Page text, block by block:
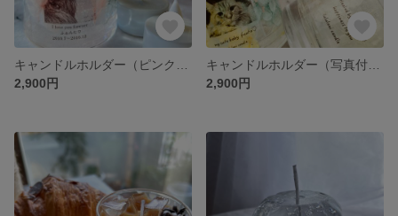
2,900円
2,900円